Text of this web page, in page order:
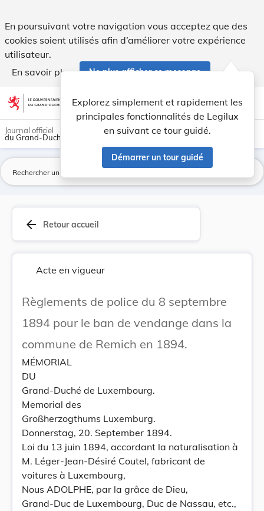
En poursuivant votre navigation vous acceptez que des
cookies soient utilisés afin d’améliorer votre expérience
utilisateur.
En savoir plus
Ne plus afficher ce message
Aller au contenu account_circle help Aide
Explorez simplement et rapidement les
principales fonctionnalités de Legilux
en suivant ce tour guidé.
Démarrer un tour guidé
light_mode dark_mode
Journal officiel
du Grand-Duché de Luxembourg
arrow_back Retour accueil
Acte en vigueur
Règlements de police du 8 septembre
1894 pour le ban de vendange dans la
commune de Remich en 1894.
MÉMORIAL
DU
Grand-Duché de Luxembourg.
Memorial des
Großherzogthums Luxemburg.
Donnerstag, 20. September 1894.
Loi du 13 juin 1894, accordant la naturalisation à
M. Léger-Jean-Désiré Coutel, fabricant de
voitures à Luxembourg,
Nous ADOLPHE, par la grâce de Dieu,
Grand-Duc de Luxembourg, Duc de Nassau, etc.,